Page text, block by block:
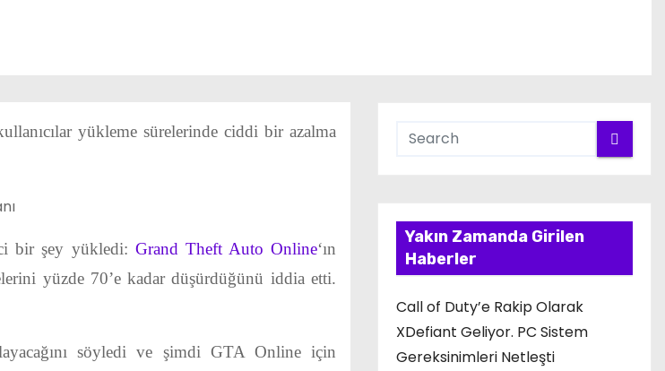
yükleme sürelerinde ciddi bir azalma
bir şey yükledi: Grand Theft Auto Online‘ın
yüzde 70’e kadar düşürdüğünü iddia etti.
söyledi ve şimdi GTA Online için
Yakın Zamanda Girilen
Haberler
Call of Duty’e Rakip Olarak
XDefiant Geliyor. PC Sistem
Gereksinimleri Netleşti